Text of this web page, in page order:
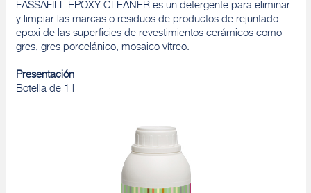
FASSAFILL EPOXY CLEANER es un detergente para eliminar
y limpiar las marcas o residuos de productos de rejuntado
epoxi de las superficies de revestimientos cerámicos como
gres, gres porcelánico, mosaico vítreo.
Presentación
Botella de 1 l